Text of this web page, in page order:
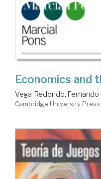
Economics and
Vega-Redondo, Fernando
Cambridge University